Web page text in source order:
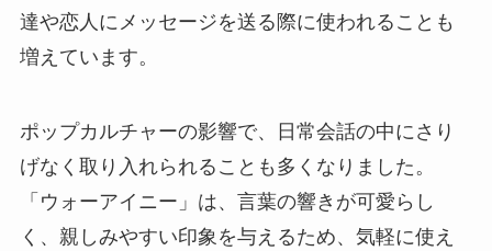
達や恋人にメッセージを送る際に使われることも
増えています。
ポップカルチャーの影響で、日常会話の中にさり
げなく取り入れられることも多くなりました。
「ウォーアイニー」は、言葉の響きが可愛らし
く、親しみやすい印象を与えるため、気軽に使え